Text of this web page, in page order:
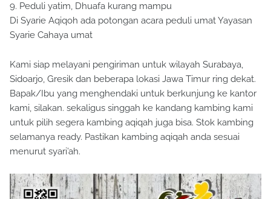
9. Peduli yatim, Dhuafa kurang mampu
Di Syarie Aqiqoh ada potongan acara peduli umat Yayasan
Syarie Cahaya umat
Kami siap melayani pengiriman untuk wilayah Surabaya,
Sidoarjo, Gresik dan beberapa lokasi Jawa Timur ring dekat.
Bapak/Ibu yang menghendaki untuk berkunjung ke kantor
kami, silakan. sekaligus singgah ke kandang kambing kami
untuk pilih segera kambing aqiqah juga bisa. Stok kambing
selamanya ready. Pastikan kambing aqiqah anda sesuai
menurut syari’ah.